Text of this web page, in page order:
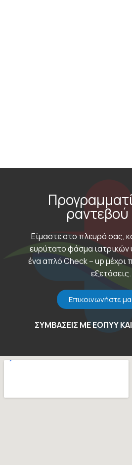
Είμαστε στο πλευρό σας,
ευρύτατο φάσμα
ένα απλό Check – up μέχρι
εξετάσεις.
Επικοινωνήστε
ΣΥΜΒΑΣΕΙΣ ΜΕ ΕΟΠΥΥ